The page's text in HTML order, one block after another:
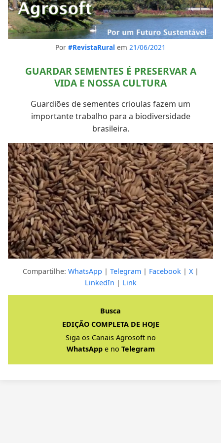
Por #RevistaRural em 21/06/2021
GUARDAR SEMENTES É PRESERVAR A
VIDA E NOSSA CULTURA
Guardiões de sementes crioulas fazem um
importante trabalho para a biodiversidade
brasileira.
Clique para ver a resposta completa
Compartilhe: WhatsApp | Telegram| Facebook | X|
LinkedIn | Link
Busca
EDIÇÃO COMPLETA DE HOJE
Siga os Canais Agrosoft no
WhatsAppe no Telegram